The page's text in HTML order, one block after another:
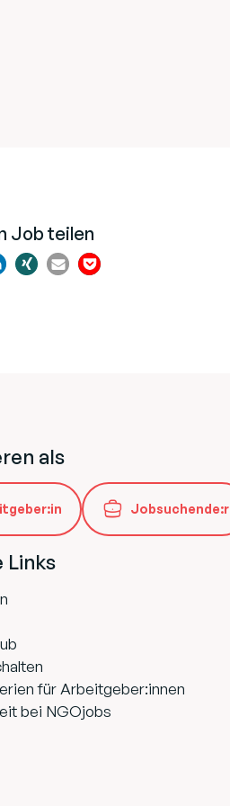
Job teilen
als
Jobsuchende:r
Links
für Arbeitgeber:innen
bei NGOjobs